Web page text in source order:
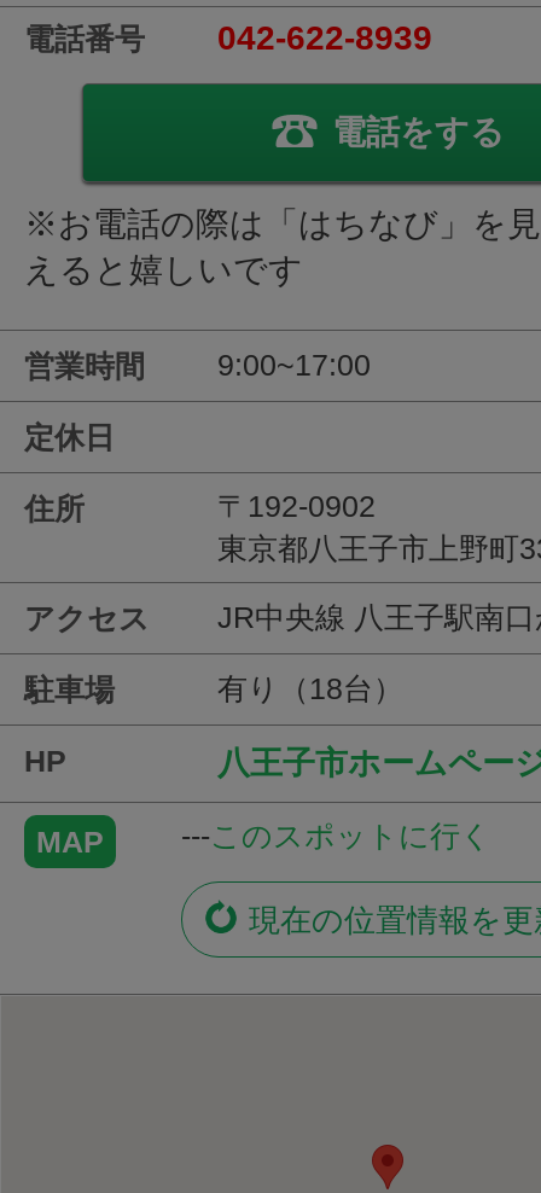
電話番号 042-622-8939
電話をする
※お電話の際は「はちなび」を
えると嬉しいです
営業時間 9:00~17:00
定休日
住所
〒192-0902
東京都八王子市上野町
アクセス JR中央線 八王子駅南
駐車場 有り（18台）
HP 八王子市ホームペー
MAP ---このスポットに行く
現在の位置情報を